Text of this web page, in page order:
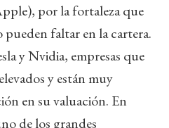
por la fortaleza que
pueden faltar en la cartera.
y Nvidia, empresas que
y están muy
en su valuación. En
de los grandes